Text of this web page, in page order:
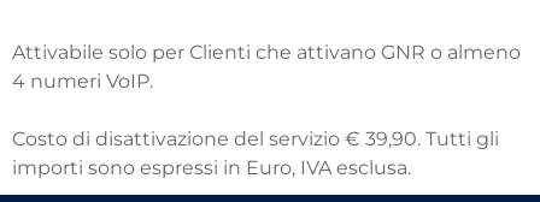
Attivabile solo per Clienti che attivano GNR o almeno
4 numeri VoIP.
Costo di disattivazione del servizio € 39,90. Tutti gli
importi sono espressi in Euro, IVA esclusa.